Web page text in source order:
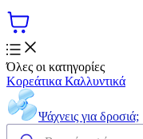
Όλες οι κατηγορίες
Κορεάτικα Καλλυντικά
Ψάχνεις για δροσιά;